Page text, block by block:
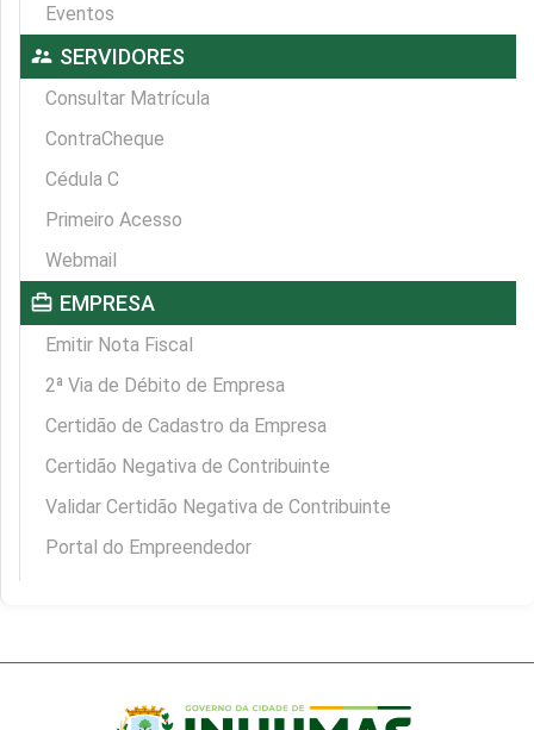
Eventos
supervisor_account SERVIDORES
Consultar Matrícula
ContraCheque
Cédula C
Primeiro Acesso
Webmail
card_travel EMPRESA
Emitir Nota Fiscal
2ª Via de Débito de Empresa
Certidão de Cadastro da Empresa
Certidão Negativa de Contribuinte
Validar Certidão Negativa de Contribuinte
Portal do Empreendedor